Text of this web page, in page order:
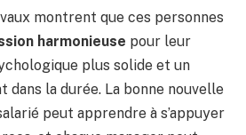
montrent que ces personnes
harmonieuse pour leur
plus solide et un
dans la durée. La bonne nouvelle
peut apprendre à s’appuyer